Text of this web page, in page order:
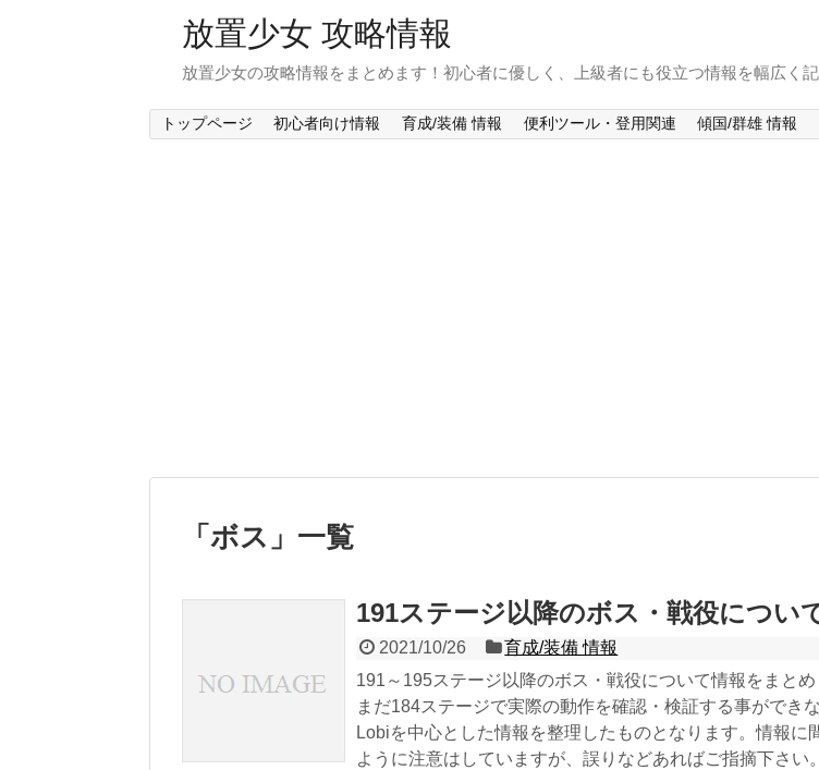
放置少女 攻略情報
放置少女の攻略情報をまとめます！初心者に優しく、上級者にも役立つ情報を幅広く記
トップページ 初心者向け情報 育成/装備 情報 便利ツール・登用関連 傾国/群雄 情報
「 ボス 」 一覧
191ステージ以降のボス・戦役につい
2021/10/26
育成/装備 情報
191～195ステージ以降のボス・戦役について情報をまと
まだ184ステージで実際の動作を確認・検証する事ができな
Lobiを中心とした情報を整理したものとなります。情報に
ように注意はしていますが、誤りなどあればご指摘下さい。